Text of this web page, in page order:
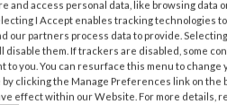
weer bekruipt
en de
herhaalt), wist
and access personal data, like browsing data
I Accept enables tracking technologies
our partners process data to provide.
them. If trackers are disabled, some
to you. You can resurface this menu to change
clicking the Manage Preferences link on the
effect within our Website. For more details,